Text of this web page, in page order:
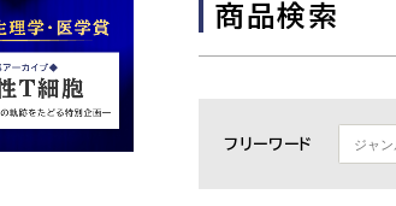
商品検索
フリーワード